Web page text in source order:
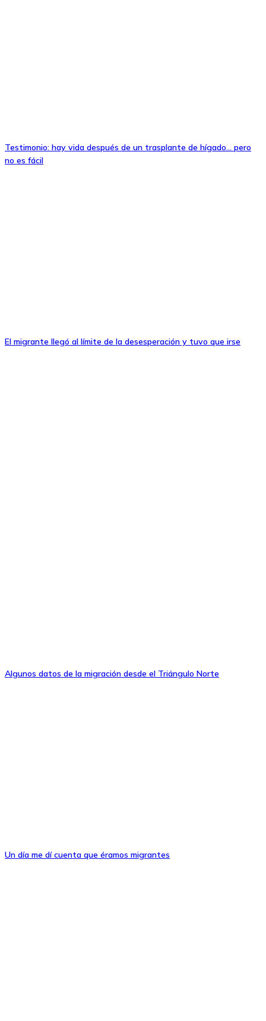
Testimonio: hay vida después de un trasplante de hígado… pero
no es fácil
El migrante llegó al límite de la desesperación y tuvo que irse
Algunos datos de la migración desde el Triángulo Norte
Un día me dí cuenta que éramos migrantes